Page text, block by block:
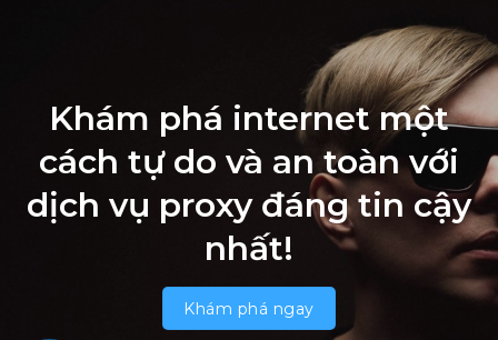
Khám phá internet một
cách tự do và an toàn với
dịch vụ proxy đáng tin cậy
nhất!
Khám phá ngay